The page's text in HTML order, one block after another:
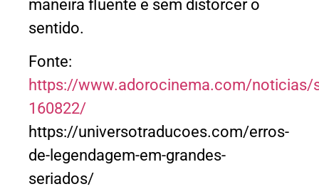
maneira fluente e sem distorcer o
sentido.
Fonte:
https://www.adorocinema.com/noticias/
160822/
https://universotraducoes.com/erros-
de-legendagem-em-grandes-
seriados/